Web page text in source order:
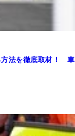
方法を徹底取材！ 車